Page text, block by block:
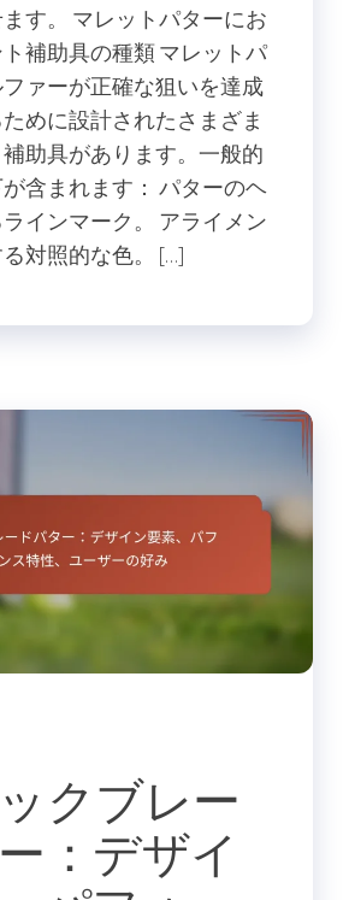
す。 マレットパターにお
補助具の種類 マレットパ
ァーが正確な狙いを達成
めに設計されたさまざま
助具があります。一般的
含まれます： パターのヘ
インマーク。 アライメン
対照的な色。 […]
クブレー
：デザイ